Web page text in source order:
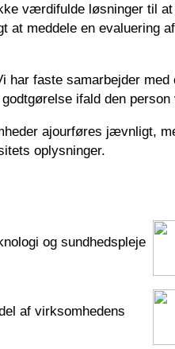
værdifulde løsninger til
at meddele en evaluering
har faste samarbejder
ifald den
ajourføres jævnligt,
oplysninger.
og sundhedspleje
af virksomhedens